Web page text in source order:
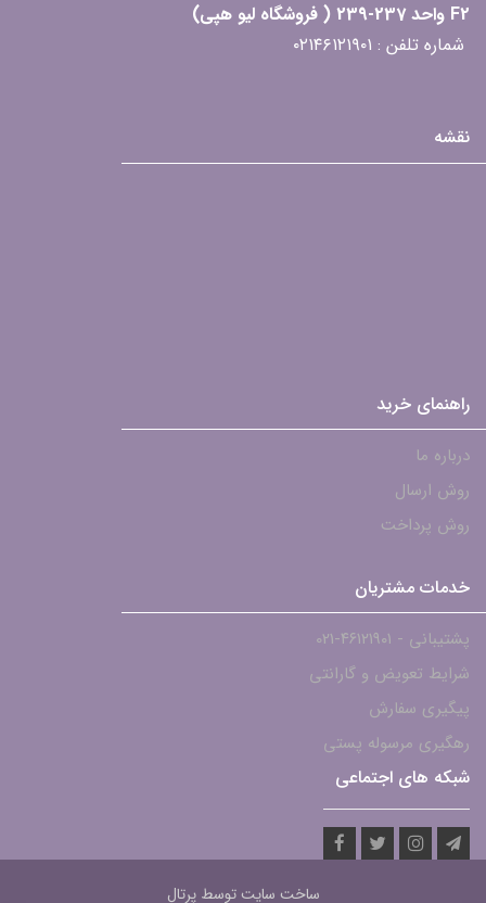
F2 واحد 237-239 ( فروشگاه لیو هپی)
شماره تلفن : ۰۲۱۴۶۱۲۱۹۰۱
نقشه
راهنمای خرید
درباره ما
روش ارسال
روش پرداخت
خدمات مشتریان
پشتیبانی - ۴۶۱۲۱۹۰۱-021
شرایط تعویض و گارانتی
پیگیری سفارش
رهگیری مرسوله پستی
شبکه های اجتماعی
ساخت سایت توسطپرتال